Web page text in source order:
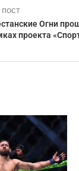
Огни
проекта